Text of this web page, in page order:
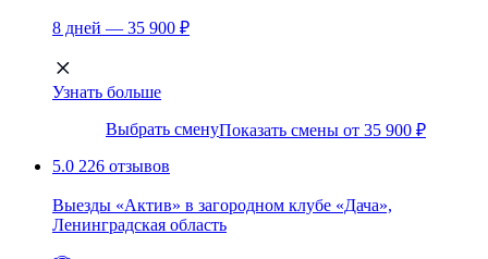
8 дней — 35 900 ₽
Узнать больше
Выбрать сменуПоказать смены от 35 900 ₽
5.0 226 отзывов
Выезды «Актив» в загородном клубе «Дача»,
Ленинградская область